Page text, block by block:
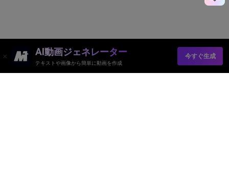
AI動画ジェネレーター
テキストや画像から簡単に動画を作成
今すぐ生成